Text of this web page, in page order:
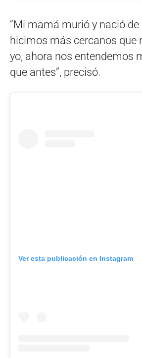
“Mi mamá murió y nació de
hicimos más cercanos que
yo, ahora nos entendemos
que antes”, precisó.
Ver esta publicación en Instagram